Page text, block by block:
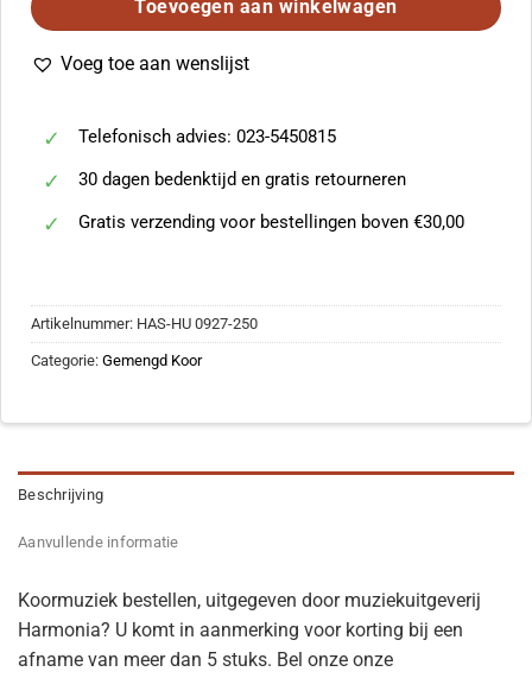
Toevoegen aan winkelwagen
Voeg toe aan wenslijst
Telefonisch advies: 023-5450815
30 dagen bedenktijd en gratis retourneren
Gratis verzending voor bestellingen boven €30,00
Artikelnummer: HAS-HU 0927-250
Categorie: Gemengd Koor
Beschrijving
Aanvullende informatie
Koormuziek bestellen, uitgegeven door muziekuitgeverij
Harmonia? U komt in aanmerking voor korting bij een
afname van meer dan 5 stuks. Bel onze onze